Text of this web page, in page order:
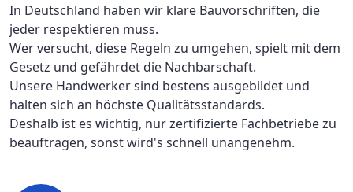
In Deutschland haben wir klare Bauvorschriften, die
jeder respektieren muss.
Wer versucht, diese Regeln zu umgehen, spielt mit dem
Gesetz und gefährdet die Nachbarschaft.
Unsere Handwerker sind bestens ausgebildet und
halten sich an höchste Qualitätsstandards.
Deshalb ist es wichtig, nur zertifizierte Fachbetriebe zu
beauftragen, sonst wird's schnell unangenehm.